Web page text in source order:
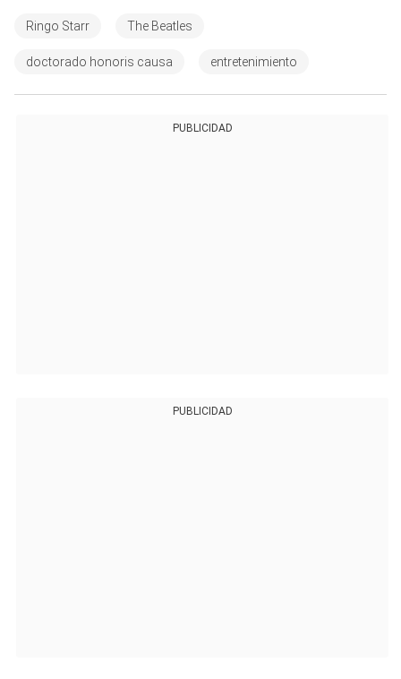
Ringo Starr The Beatles
doctorado honoris causa entretenimiento
PUBLICIDAD
PUBLICIDAD